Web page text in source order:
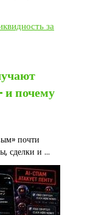
и почему
почти
сделки и ...